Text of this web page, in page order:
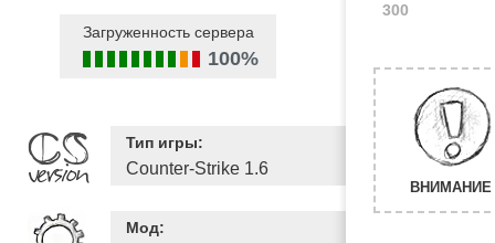
Загруженность сервера
100%
Тип игры:
Counter-Strike 1.6
Мод:
300
ВНИМАНИЕ